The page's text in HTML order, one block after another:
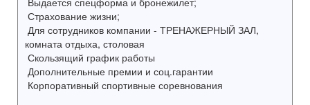
Страхование жизни;
Для сотрудников компании - ТРЕНАЖЕРНЫЙ ЗАЛ,
комната отдыха, столовая
Скользящий график работы
Дополнительные премии и соц.гарантии
Корпоративный спортивные соревнования